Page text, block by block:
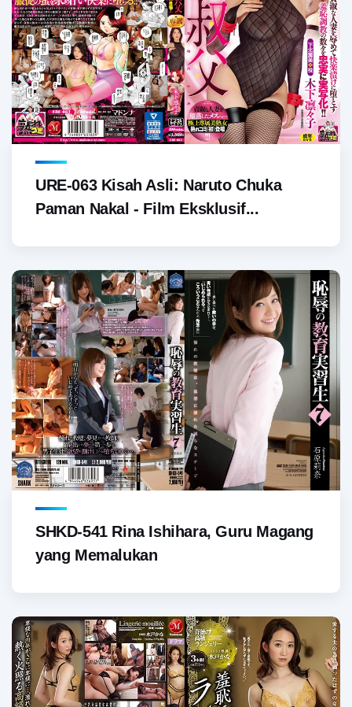
URE-063 Kisah Asli: Naruto Chuka
Paman Nakal - Film Eksklusif...
SHKD-541 Rina Ishihara, Guru Magang
yang Memalukan